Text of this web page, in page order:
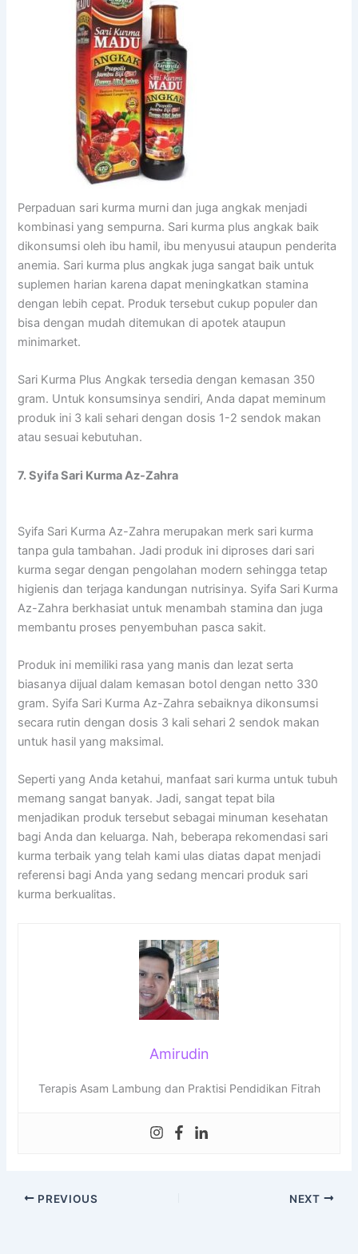
Perpaduan sari kurma murni dan juga angkak menjadi
kombinasi yang sempurna. Sari kurma plus angkak baik
dikonsumsi oleh ibu hamil, ibu menyusui ataupun penderita
anemia. Sari kurma plus angkak juga sangat baik untuk
suplemen harian karena dapat meningkatkan stamina
dengan lebih cepat. Produk tersebut cukup populer dan
bisa dengan mudah ditemukan di apotek ataupun
minimarket.
Sari Kurma Plus Angkak tersedia dengan kemasan 350
gram. Untuk konsumsinya sendiri, Anda dapat meminum
produk ini 3 kali sehari dengan dosis 1-2 sendok makan
atau sesuai kebutuhan.
7. Syifa Sari Kurma Az-Zahra
Syifa Sari Kurma Az-Zahra merupakan merk sari kurma
tanpa gula tambahan. Jadi produk ini diproses dari sari
kurma segar dengan pengolahan modern sehingga tetap
higienis dan terjaga kandungan nutrisinya. Syifa Sari Kurma
Az-Zahra berkhasiat untuk menambah stamina dan juga
membantu proses penyembuhan pasca sakit.
Produk ini memiliki rasa yang manis dan lezat serta
biasanya dijual dalam kemasan botol dengan netto 330
gram. Syifa Sari Kurma Az-Zahra sebaiknya dikonsumsi
secara rutin dengan dosis 3 kali sehari 2 sendok makan
untuk hasil yang maksimal.
Seperti yang Anda ketahui, manfaat sari kurma untuk tubuh
memang sangat banyak. Jadi, sangat tepat bila
menjadikan produk tersebut sebagai minuman kesehatan
bagi Anda dan keluarga. Nah, beberapa rekomendasi sari
kurma terbaik yang telah kami ulas diatas dapat menjadi
referensi bagi Anda yang sedang mencari produk sari
kurma berkualitas.
Amirudin
Terapis Asam Lambung dan Praktisi Pendidikan Fitrah
PREVIOUS NEXT